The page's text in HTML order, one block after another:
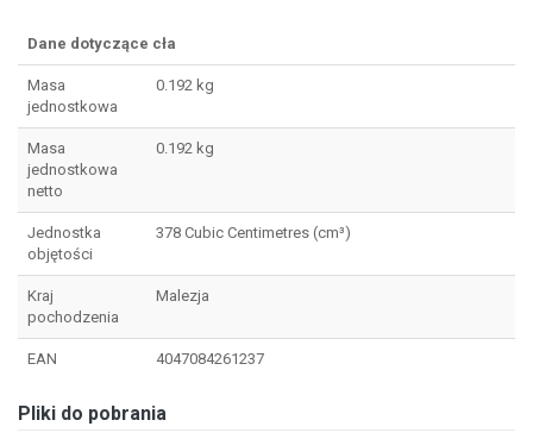
Dane dotyczące cła
Masa
jednostkowa
0.192 kg
Masa
jednostkowa
netto
0.192 kg
Jednostka
objętości
378 Cubic Centimetres (cm³)
Kraj
pochodzenia
Malezja
EAN 4047084261237
Pliki do pobrania